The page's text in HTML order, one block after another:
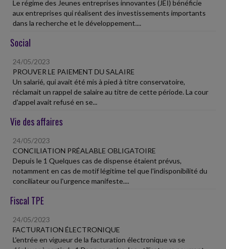
Le régime des Jeunes entreprises innovantes (JEI) bénéficie
aux entreprises qui réalisent des investissements importants
dans la recherche et le développement....
Social
24/05/2023
PROUVER LE PAIEMENT DU SALAIRE
Un salarié, qui avait été mis à pied à titre conservatoire,
réclamait un rappel de salaire au titre de cette période. La cour
d'appel avait refusé en se...
Vie des affaires
24/05/2023
CONCILIATION PRÉALABLE OBLIGATOIRE
Depuis le 1 Quelques cas de dispense étaient prévus,
notamment en cas de motif légitime tel que l'indisponibilité du
conciliateur ou l'urgence manifeste....
Fiscal TPE
24/05/2023
FACTURATION ÉLECTRONIQUE
L'entrée en vigueur de la facturation électronique va se